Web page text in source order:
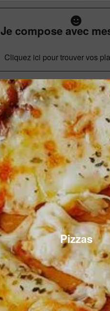
Je compose avec
Cliquez ici pour trouver vos
Pizzas